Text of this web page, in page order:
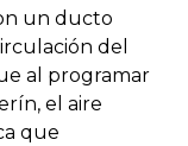
un ducto
del
al programar
el aire
que